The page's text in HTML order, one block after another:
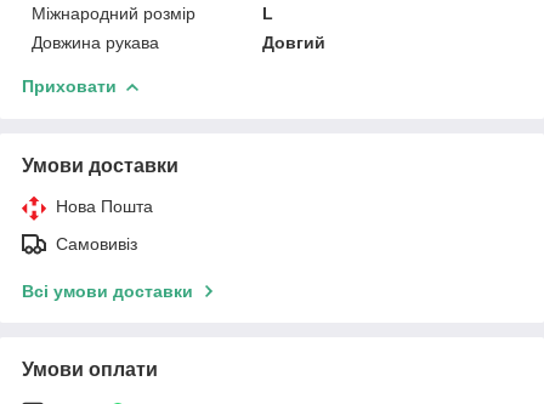
Міжнародний розмір
L
Довжина рукава
Довгий
Приховати
Умови доставки
Нова Пошта
Самовивіз
Всі умови доставки
Умови оплати